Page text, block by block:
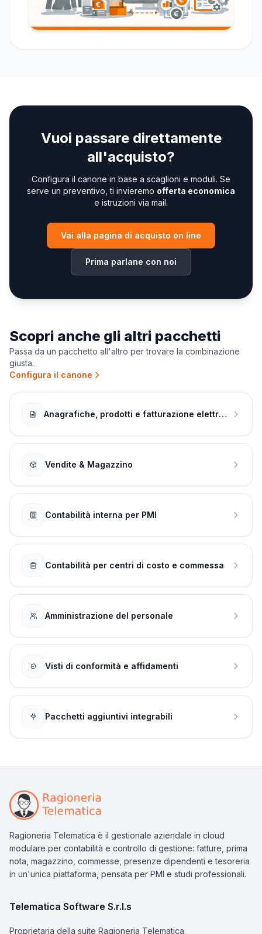
Vuoi passare direttamente
all'acquisto?
Configura il canone in base a scaglioni e moduli. Se
serve un preventivo, ti invieremo offerta economica
e istruzioni via mail.
Vai alla pagina di acquisto on line
Prima parlane con noi
Scopri anche gli altri pacchetti
Passa da un pacchetto all'altro per trovare la combinazione
giusta.
Configura il canone
Anagrafiche, prodotti e fatturazione elettronica
Vendite & Magazzino
Contabilità interna per PMI
Contabilità per centri di costo e commessa
Amministrazione del personale
Visti di conformità e affidamenti
Pacchetti aggiuntivi integrabili
Ragioneria Telematica è il gestionale aziendale in cloud
modulare per contabilità e controllo di gestione: fatture, prima
nota, magazzino, commesse, presenze dipendenti e tesoreria
in un'unica piattaforma, pensata per PMI e studi professionali.
Telematica Software S.r.l.s
Proprietaria della suite Ragioneria Telematica.